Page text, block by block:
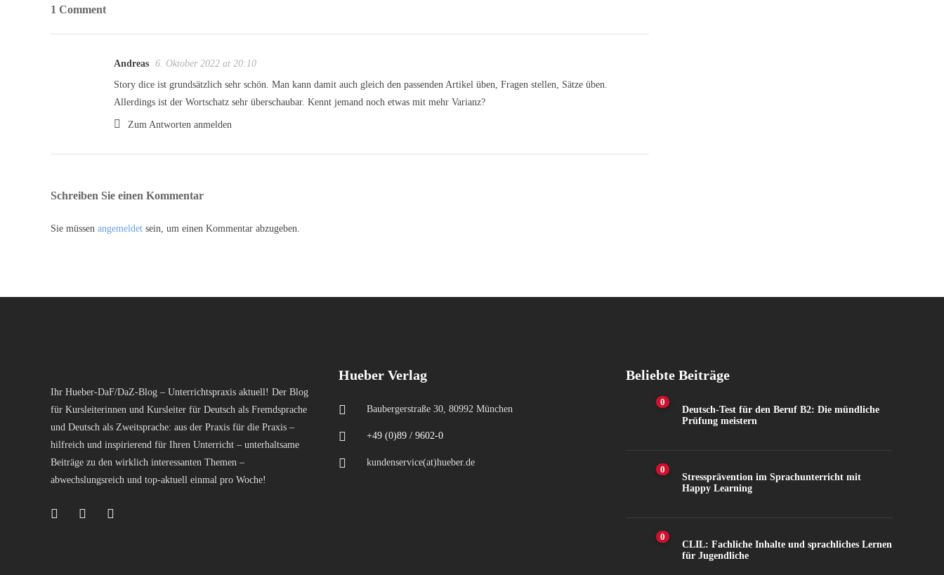
1 Comment
Andreas 6. Oktober 2022 at 20:10
Story dice ist grundsätzlich sehr schön. Man kann damit auch gleich den passenden Artikel üben, Fragen stellen, Sätze üben.
Allerdings ist der Wortschatz sehr überschaubar. Kennt jemand noch etwas mit mehr Varianz?
Zum Antworten anmelden
Schreiben Sie einen Kommentar
Sie müssen angemeldet sein, um einen Kommentar abzugeben.
Ihr Hueber-DaF/DaZ-Blog – Unterrichtspraxis aktuell! Der Blog
für Kursleiterinnen und Kursleiter für Deutsch als Fremdsprache
und Deutsch als Zweitsprache: aus der Praxis für die Praxis –
hilfreich und inspirierend für Ihren Unterricht – unterhaltsame
Beiträge zu den wirklich interessanten Themen –
abwechslungsreich und top-aktuell einmal pro Woche!
Hueber Verlag
Baubergerstraße 30, 80992 München
+49 (0)89 / 9602-0
kundenservice(at)hueber.de
Beliebte Beiträge
0
Deutsch-Test für den Beruf B2: Die mündliche
Prüfung meistern
0
Stressprävention im Sprachunterricht mit
Happy Learning
0
CLIL: Fachliche Inhalte und sprachliches Lernen
für Jugendliche